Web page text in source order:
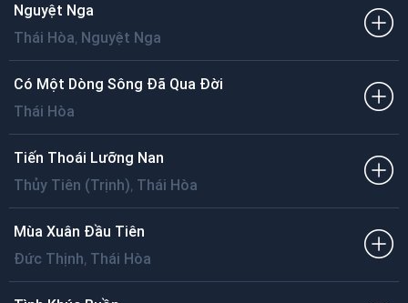
Nguyệt Nga
Thái Hòa, Nguyệt Nga
Có Một Dòng Sông Đã Qua Đời
Thái Hòa
Tiến Thoái Lưỡng Nan
Thủy Tiên (Trịnh), Thái Hòa
Mùa Xuân Đầu Tiên
Đức Thịnh, Thái Hòa